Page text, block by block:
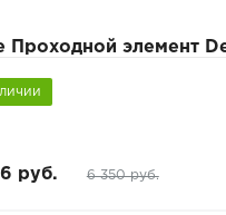
Проходной элемент
руб. 6 350 руб.